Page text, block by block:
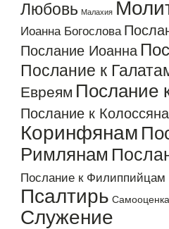
Любовь Малахия
Иоанна Богослова
Послание Иоанна
Послание к
Евреям Послание
Послание к
Коринфянам
Римлянам
Послание к Филиппийцам
Псалтирь Самооценка
Служение